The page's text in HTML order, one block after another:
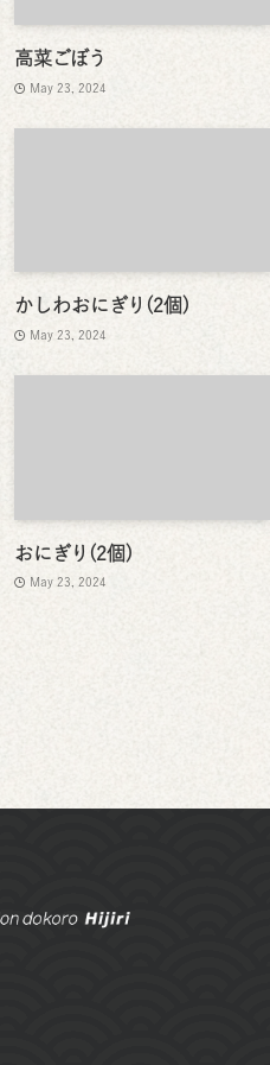
高菜ごぼう
May 23, 2024
かしわおにぎり(2個)
May 23, 2024
おにぎり(2個)
May 23, 2024